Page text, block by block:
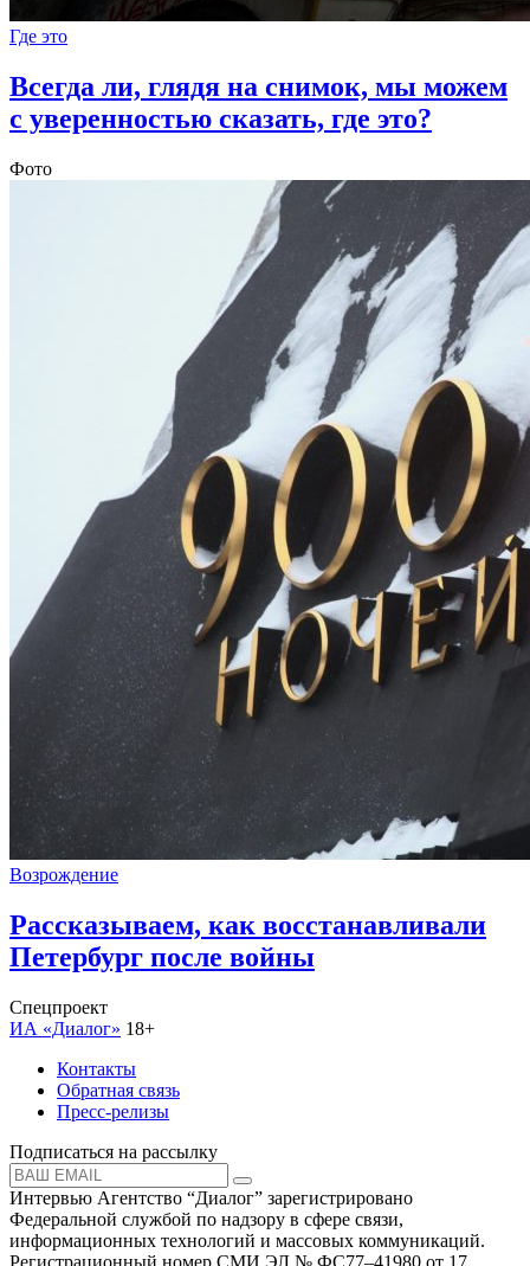
Где это
Всегда ли, глядя на снимок, мы можем
с уверенностью сказать, где это?
Фото
Возрождение
Рассказываем, как восстанавливали
Петербург после войны
Спецпроект
ИА «Диалог» 18+
Контакты
Обратная связь
Пресс-релизы
Подписаться на рассылку
Интервью Агентство “Диалог” зарегистрировано
Федеральной службой по надзору в сфере связи,
информационных технологий и массовых коммуникаций.
Регистрационный номер СМИ ЭЛ № ФС77–41980 от 17